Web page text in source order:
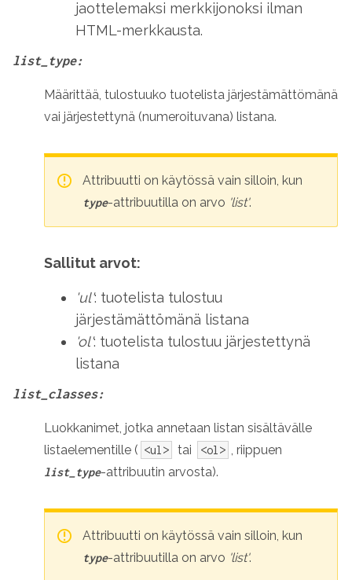
jaottelemaksi merkkijonoksi ilman
HTML-merkkausta.
list_type:
Määrittää, tulostuuko tuotelista järjestämättömänä
vai järjestettynä (numeroituvana) listana.
Attribuutti on käytössä vain silloin, kun
type-attribuutilla on arvo 'list'.
Sallitut arvot:
'ul': tuotelista tulostuu
järjestämättömänä listana
'ol': tuotelista tulostuu järjestettynä
listana
list_classes:
Luokkanimet, jotka annetaan listan sisältävälle
listaelementille ( <ul> tai <ol> , riippuen
list_type-attribuutin arvosta).
Attribuutti on käytössä vain silloin, kun
type-attribuutilla on arvo 'list'.